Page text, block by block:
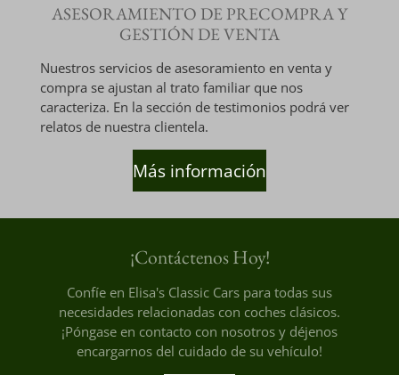
ASESORAMIENTO DE PRECOMPRA Y
GESTIÓN DE VENTA
Nuestros servicios de asesoramiento en venta y
compra se ajustan al trato familiar que nos
caracteriza. En la sección de testimonios podrá ver
relatos de nuestra clientela.
Más información
¡Contáctenos Hoy!
Confíe en Elisa's Classic Cars para todas sus
necesidades relacionadas con coches clásicos.
¡Póngase en contacto con nosotros y déjenos
encargarnos del cuidado de su vehículo!